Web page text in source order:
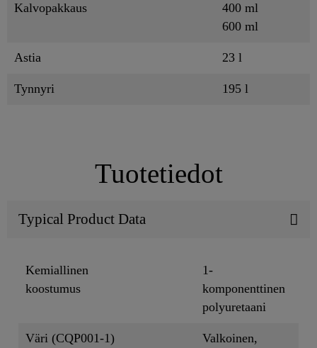
Kalvopakkaus
400 ml
600 ml
Astia 23 l
Tynnyri 195 l
Tuotetiedot
Typical Product Data
Kemiallinen
koostumus
1-
komponenttinen
polyuretaani
Väri (CQP001-1)
Valkoinen,